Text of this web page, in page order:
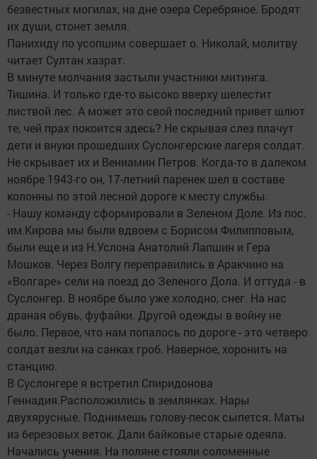
безвестных могилах, на дне озера Серебряное. Бродят
их души, стонет земля.
Панихиду по усопшим совершает о. Николай, молитву
читает Султан хазрат.
В минуте молчания застыли участники митинга.
Тишина. И только где-то высоко вверху шелестит
листвой лес. А может это свой последний привет шлют
те, чей прах покоится здесь? Не скрывая слез плачут
дети и внуки прошедших Суслонгерские лагеря солдат.
Не скрывает их и Вениамин Петров. Когда-то в далеком
ноябре 1943-го он, 17-летний паренек шел в составе
колонны по этой лесной дороге к месту службы.
- Нашу команду сформировали в Зеленом Доле. Из пос.
им.Кирова мы были вдвоем с Борисом Филипповым,
были еще и из Н.Услона Анатолий Лапшин и Гера
Мошков. Через Волгу переправились в Аракчино на
«Волгаре» сели на поезд до Зеленого Дола. И оттуда - в
Суслонгер. В ноябре было уже холодно, снег. На нас
драная обувь, фуфайки. Другой одежды в войну не
было. Первое, что нам попалось по дороге - это четверо
солдат везли на санках гроб. Наверное, хоронить на
станцию.
В Суслонгере я встретил Спиридонова
Геннадия.Расположились в землянках. Нары
двухярусные. Поднимешь голову-песок сыпется. Маты
из березовых веток. Дали байковые старые одеяла.
Начались учения. На поляне стояли соломенные